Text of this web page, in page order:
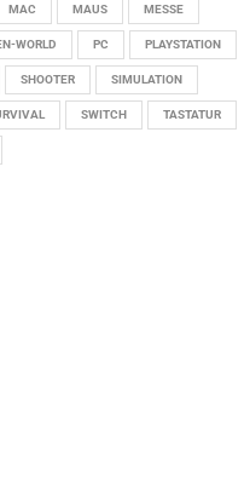
MAC MAUS MESSE
WORLD PC PLAYSTATION
SHOOTER SIMULATION
SWITCH TASTATUR